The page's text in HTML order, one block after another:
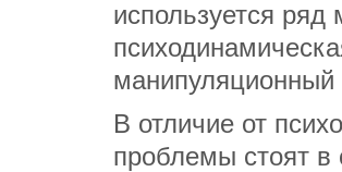
используется ряд
манипуляционный
В отличие от
проблемы стоят